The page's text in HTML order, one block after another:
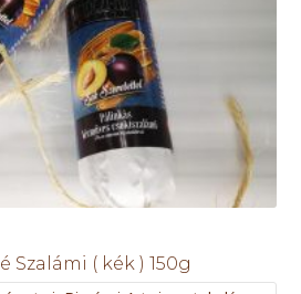
Szalámi ( kék ) 150g